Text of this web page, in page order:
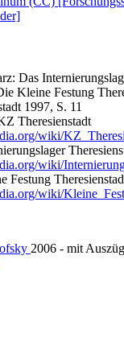
Das
Kleine Festung
1997, S. 11
Theresienstadt
wiki/
wiki/
Festung
wiki/
2006 - mit